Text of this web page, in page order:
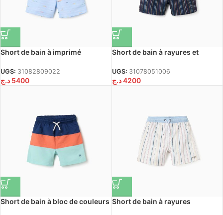
Short de bain à imprimé
garçon, bleu clair
UGS: 31082809022
5400 د.ج
Short de bain à rayures et
multicolore
UGS: 31078051006
4200 د.ج
Short de bain à bloc de couleurs Short de bain à rayures